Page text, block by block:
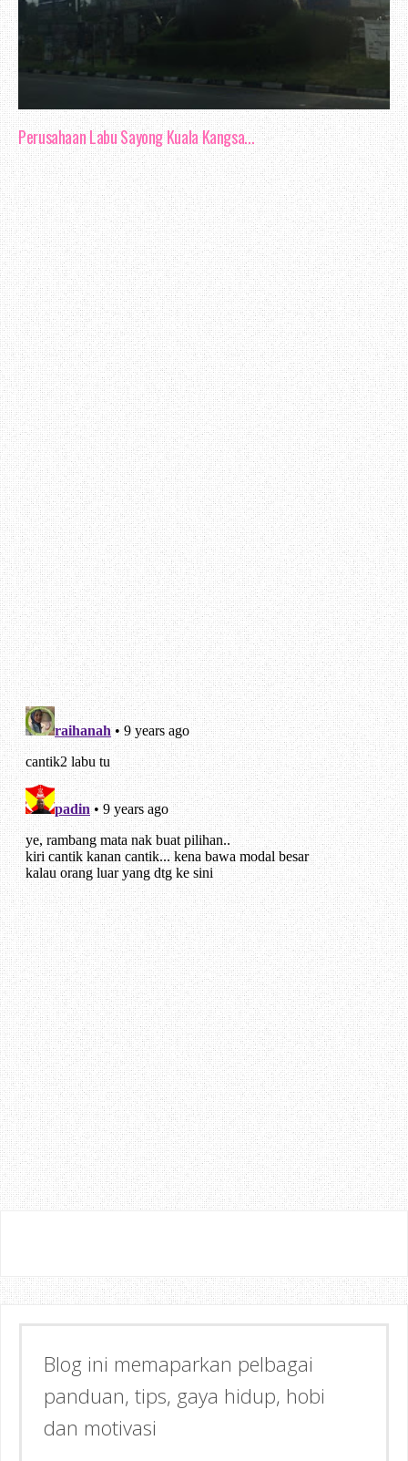
Perusahaan Labu Sayong Kuala Kangsa...
Blog ini memaparkan pelbagai
panduan, tips, gaya hidup, hobi
dan motivasi
Semoga dapat memberi Manfaat &
Inspirasi kepada anda!